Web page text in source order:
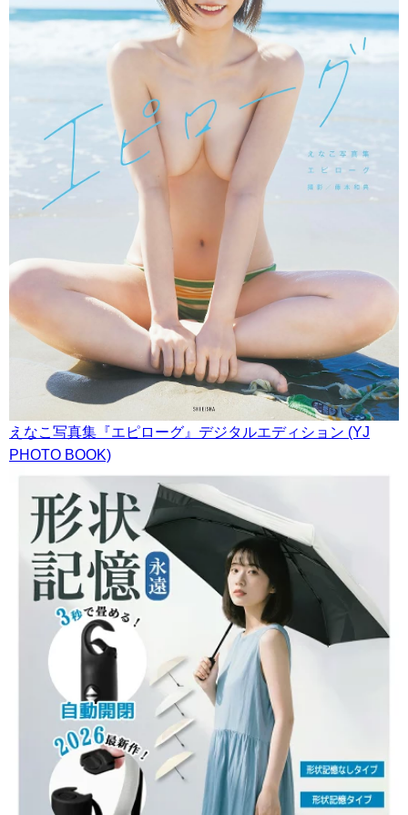
えなこ写真集『エピローグ』デジタルエディション (YJ
PHOTO BOOK)